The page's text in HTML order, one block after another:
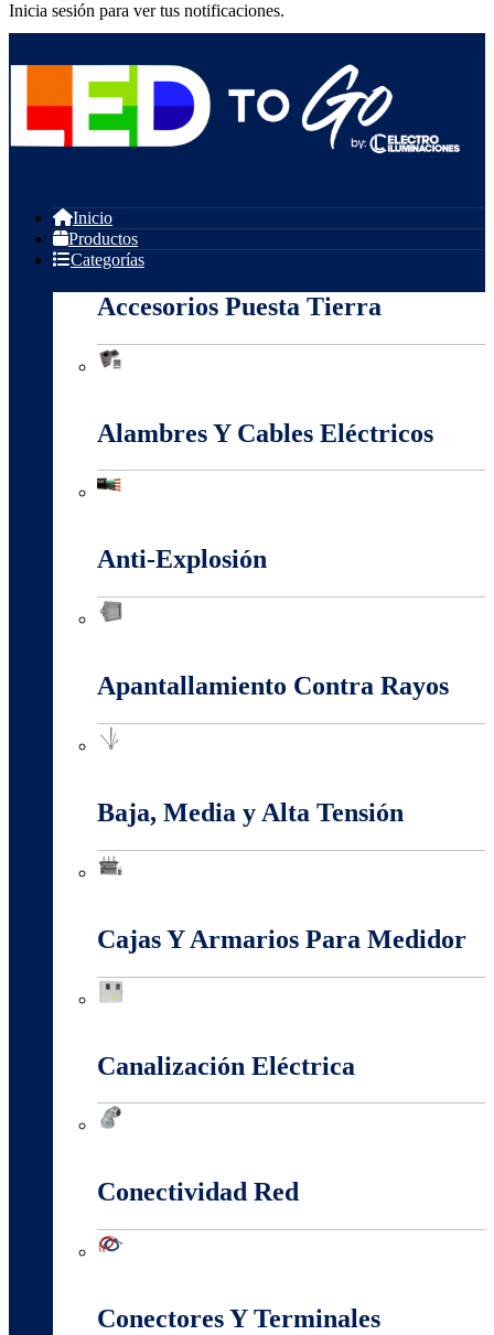
Inicia sesión para ver tus notificaciones.
Inicio
Productos
Categorías
Accesorios Puesta Tierra
Alambres Y Cables Eléctricos
Anti-Explosión
Apantallamiento Contra Rayos
Baja, Media y Alta Tensión
Cajas Y Armarios Para Medidor
Canalización Eléctrica
Conectividad Red
Conectores Y Terminales